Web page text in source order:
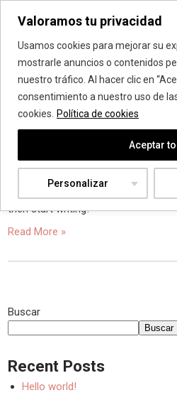
Valoramos tu privacidad
Usamos cookies para mejorar su
mostrarle anuncios o contenidos
nuestro tráfico. Al hacer clic en
consentimiento a nuestro uso de
cookies. Política de cookies
Personalizar
Aceptar
Vanadis
Categoría:
1 comentario |Uncategorized
then start writing!
Read More »
Buscar
Buscar
Recent Posts
Hello world!